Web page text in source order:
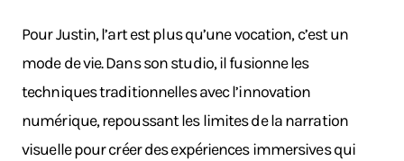
Pour Justin, l’art est plus qu’une vocation, c’est un
mode de vie. Dans son studio, il fusionne les
techniques traditionnelles avec l’innovation
numérique, repoussant les limites de la narration
visuelle pour créer des expériences immersives qui